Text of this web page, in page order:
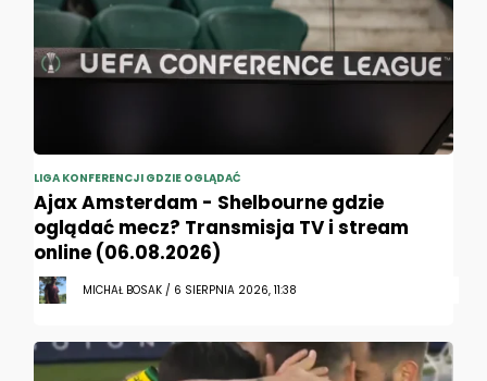
LIGA KONFERENCJI GDZIE OGLĄDAĆ
Ajax Amsterdam - Shelbourne gdzie
oglądać mecz? Transmisja TV i stream
online (06.08.2026)
MICHAŁ BOSAK / 6 SIERPNIA 2026, 11:38